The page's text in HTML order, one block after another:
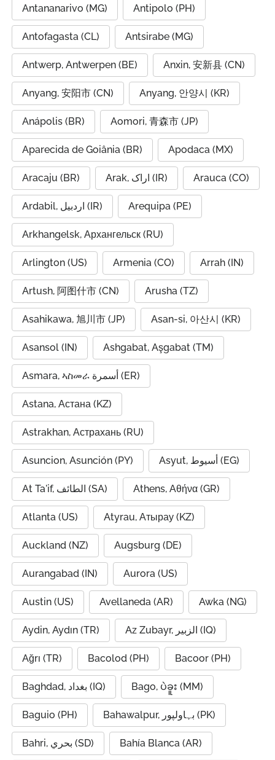
Antananarivo (MG) Antipolo (PH)
Antofagasta (CL) Antsirabe (MG)
Antwerp, Antwerpen (BE) Anxin, 安新县 (CN)
Anyang, 安阳市 (CN) Anyang, 안양시 (KR)
Anápolis (BR) Aomori, 青森市 (JP)
Aparecida de Goiânia (BR) Apodaca (MX)
Aracaju (BR) Arak, اراک (IR) Arauca (CO)
Ardabil, اردبیل (IR) Arequipa (PE)
Arkhangelsk, Архангельск (RU)
Arlington (US) Armenia (CO) Arrah (IN)
Artush, 阿图什市 (CN) Arusha (TZ)
Asahikawa, 旭川市 (JP) Asan-si, 아산시 (KR)
Asansol (IN) Ashgabat, Aşgabat (TM)
Asmara, ኣስመራ أسمرة (ER)
Astana, Астана (KZ)
Astrakhan, Астрахань (RU)
Asuncion, Asunción (PY) Asyut, أسيوط (EG)
At Ta'if, الطائف (SA) Athens, Αθήνα (GR)
Atlanta (US) Atyrau, Атырау (KZ)
Auckland (NZ) Augsburg (DE)
Aurangabad (IN) Aurora (US)
Austin (US) Avellaneda (AR) Awka (NG)
Aydin, Aydın (TR) Az Zubayr, الزبير (IQ)
Ağrı (TR) Bacolod (PH) Bacoor (PH)
Baghdad, بغداد (IQ) Bago, ပဲခူး (MM)
Baguio (PH) Bahawalpur, بہاولپور (PK)
Bahri, بحري (SD) Bahía Blanca (AR)